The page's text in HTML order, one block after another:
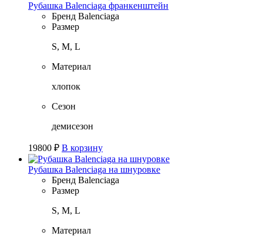
Рубашка Balenciaga франкенштейн
Бренд Balenciaga
Размер
S, M, L
Материал
хлопок
Сезон
демисезон
19800 ₽ В корзину
Рубашка Balenciaga на шнуровке
Бренд Balenciaga
Размер
S, M, L
Материал